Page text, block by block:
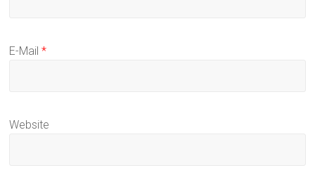
E-Mail*
Website